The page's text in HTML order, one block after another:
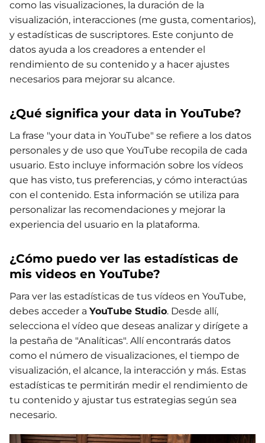
como las visualizaciones, la duración de la
visualización, interacciones (me gusta, comentarios),
y estadísticas de suscriptores. Este conjunto de
datos ayuda a los creadores a entender el
rendimiento de su contenido y a hacer ajustes
necesarios para mejorar su alcance.
¿Qué significa your data in YouTube?
La frase "your data in YouTube" se refiere a los datos
personales y de uso que YouTube recopila de cada
usuario. Esto incluye información sobre los vídeos
que has visto, tus preferencias, y cómo interactúas
con el contenido. Esta información se utiliza para
personalizar las recomendaciones y mejorar la
experiencia del usuario en la plataforma.
¿Cómo puedo ver las estadísticas de
mis videos en YouTube?
Para ver las estadísticas de tus vídeos en YouTube,
debes acceder a YouTube Studio. Desde allí,
selecciona el vídeo que deseas analizar y dirígete a
la pestaña de "Analíticas". Allí encontrarás datos
como el número de visualizaciones, el tiempo de
visualización, el alcance, la interacción y más. Estas
estadísticas te permitirán medir el rendimiento de
tu contenido y ajustar tus estrategias según sea
necesario.